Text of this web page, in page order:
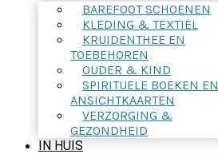
BAREFOOT SCHOENEN
KLEDING & TEXTIEL
KRUIDENTHEE EN
TOEBEHOREN
OUDER & KIND
SPIRITUELE BOEKEN EN
ANSICHTKAARTEN
VERZORGING &
GEZONDHEID
IN HUIS